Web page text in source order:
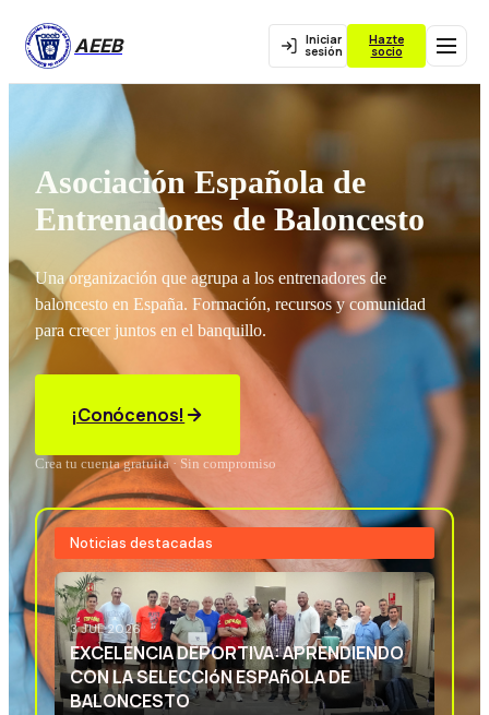
AEEB Iniciar
sesión
Hazte
socio
Asociación Española de
Entrenadores de Baloncesto
Una organización que agrupa a los entrenadores de
baloncesto en España. Formación, recursos y comunidad
para crecer juntos en el banquillo.
¡Conócenos!
Crea tu cuenta gratuita · Sin compromiso
Noticias destacadas
3 JUL 2026
EXCELENCIA DEPORTIVA: APRENDIENDO
CON LA SELECCIóN ESPAñOLA DE
BALONCESTO